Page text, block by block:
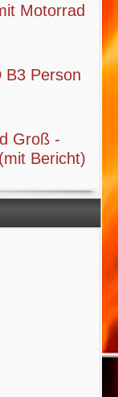
Motorrad
B3 Person
Groß -
Bericht)